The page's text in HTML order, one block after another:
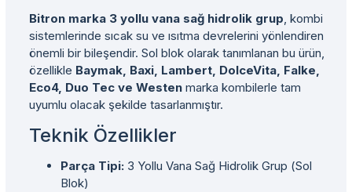
Bitron marka 3 yollu vana sağ hidrolik grup, kombi
sistemlerinde sıcak su ve ısıtma devrelerini yönlendiren
önemli bir bileşendir. Sol blok olarak tanımlanan bu ürün,
özellikle Baymak, Baxi, Lambert, DolceVita, Falke,
Eco4, Duo Tec ve Westen marka kombilerle tam
uyumlu olacak şekilde tasarlanmıştır.
Teknik Özellikler
Parça Tipi: 3 Yollu Vana Sağ Hidrolik Grup (Sol
Blok)